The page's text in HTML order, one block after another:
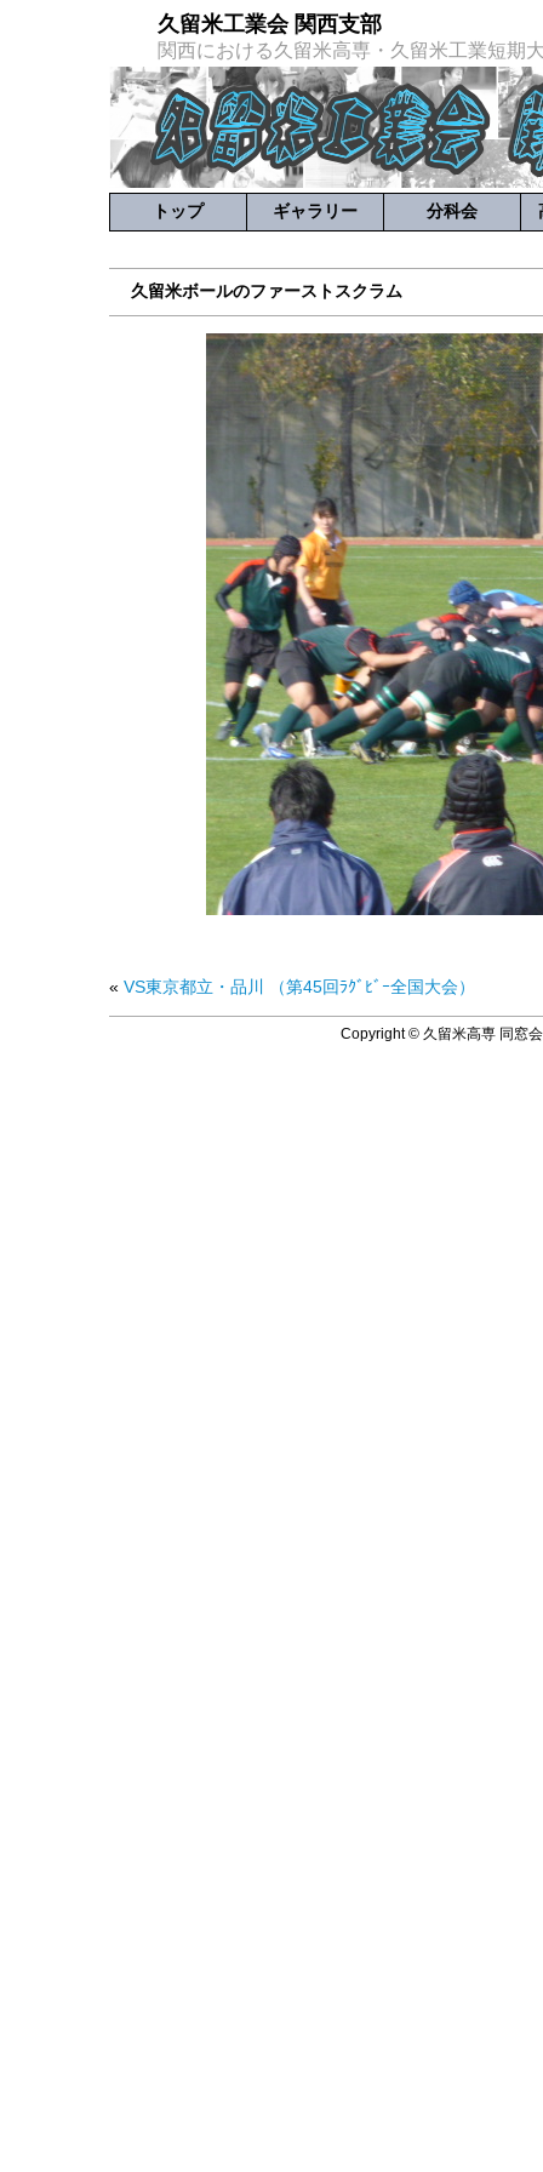
久留米工業会 関西支部
関西における久留米高専・久留米工業短期
トップ ギャラリー 分科会
久留米ボールのファーストスクラム
« VS東京都立・品川 （第45回ﾗｸﾞﾋﾞｰ全国大会）
Copyright © 久留米高専 同窓